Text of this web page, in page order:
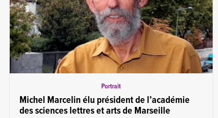
Portrait
Michel Marcelin élu président de l’académie
des sciences lettres et arts de Marseille